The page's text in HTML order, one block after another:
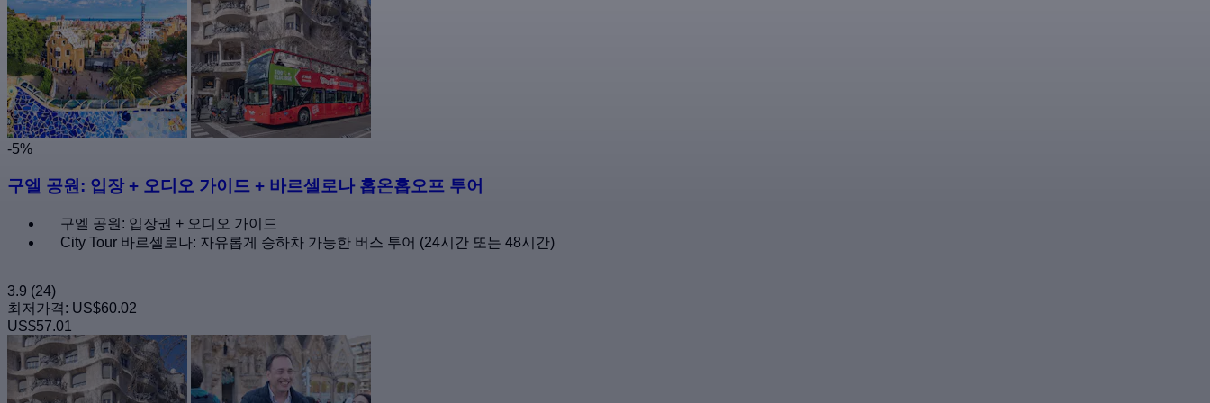
-5%
구엘 공원: 입장 + 오디오 가이드 + 바르셀로나 홉온홉오프 투어
구엘 공원: 입장권 + 오디오 가이드
City Tour 바르셀로나: 자유롭게 승하차 가능한 버스 투어 (24시간 또는 48시간)
3.9 (24)
최저가격: US$60.02
US$57.01